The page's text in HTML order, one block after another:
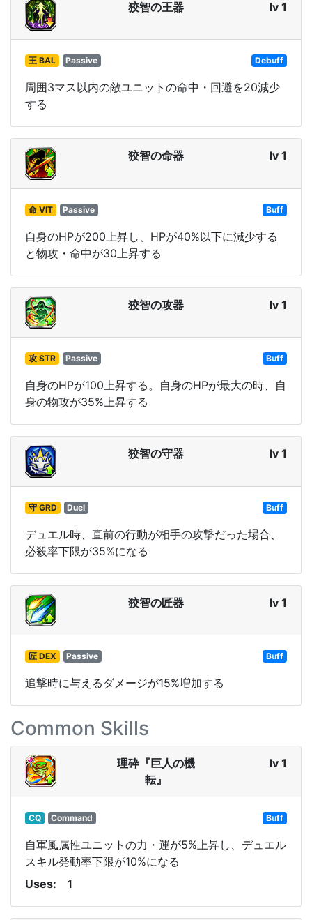
狡智の王器 lv 1
王 BAL Passive Debuff
周囲3マス以内の敵ユニットの命中・回避を20減少
する
狡智の命器 lv 1
命 VIT Passive Buff
自身のHPが200上昇し、HPが40%以下に減少する
と物攻・命中が30上昇する
狡智の攻器 lv 1
攻 STR Passive Buff
自身のHPが100上昇する。自身のHPが最大の時、自
身の物攻が35%上昇する
狡智の守器 lv 1
守 GRD Duel Buff
デュエル時、直前の行動が相手の攻撃だった場合、
必殺率下限が35%になる
狡智の匠器 lv 1
匠 DEX Passive Buff
追撃時に与えるダメージが15%増加する
Common Skills
理砕『巨人の機
転』
lv 1
CQ Command Buff
自軍風属性ユニットの力・運が5%上昇し、デュエル
スキル発動率下限が10%になる
Uses
1